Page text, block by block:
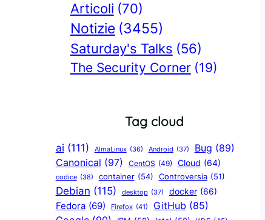
Articoli (70)
Notizie (3455)
Saturday's Talks (56)
The Security Corner (19)
Tag cloud
ai (111) AlmaLinux (36) Android (37) Bug (89)
Canonical (97) CentOS (49) Cloud (64)
codice (38) container (54) Controversia (51)
Debian (115) desktop (37) docker (66)
Fedora (69) Firefox (41) GitHub (85)